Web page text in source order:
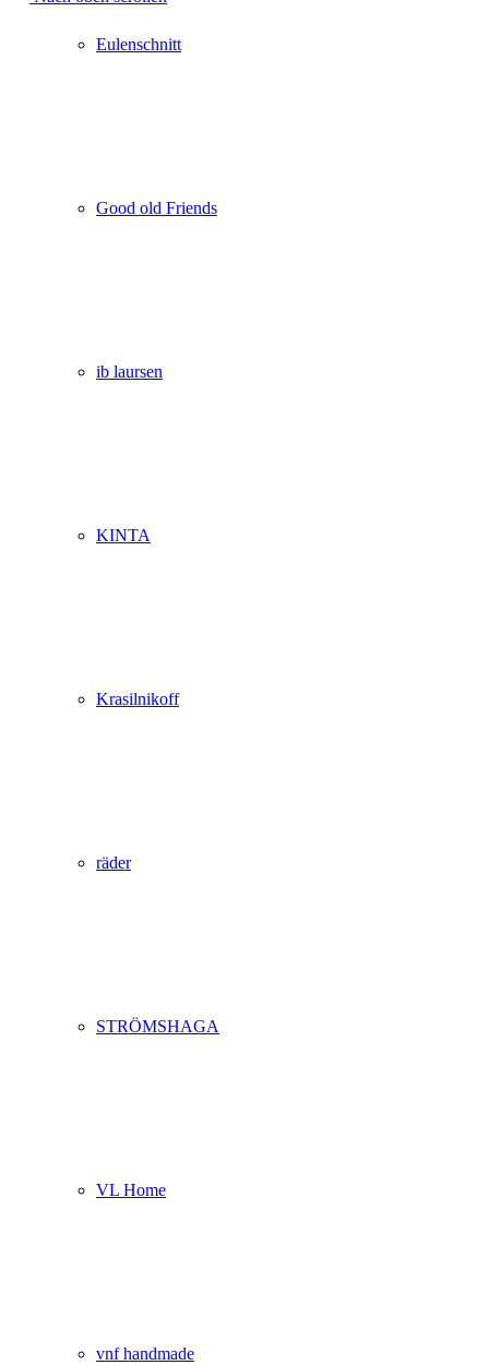
Eulenschnitt
Good old Friends
ib laursen
KINTA
Krasilnikoff
räder
STRÖMSHAGA
VL Home
vnf handmade